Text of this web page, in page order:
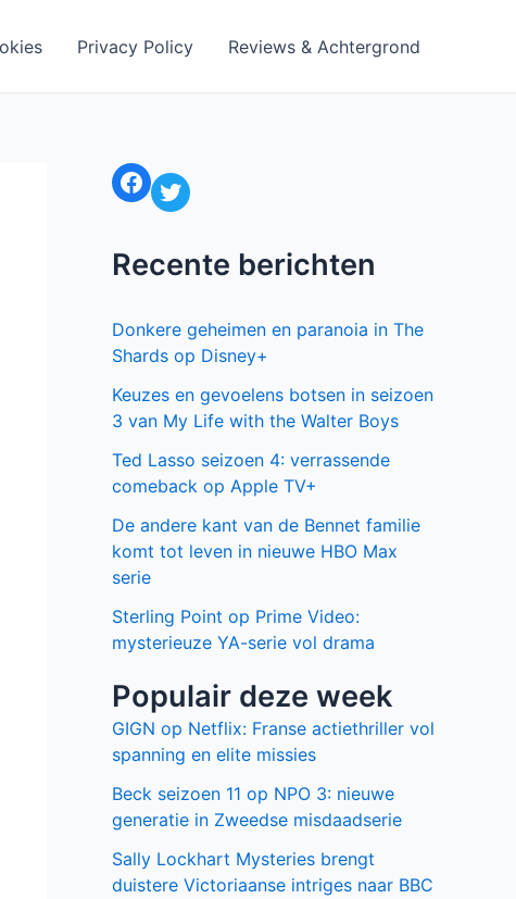
Privacy Policy Reviews & Achtergrond
Facebook Twitter
Recente berichten
Donkere geheimen en paranoia in The
Shards op Disney+
Keuzes en gevoelens botsen in seizoen
3 van My Life with the Walter Boys
Ted Lasso seizoen 4: verrassende
comeback op Apple TV+
De andere kant van de Bennet familie
komt tot leven in nieuwe HBO Max
serie
Sterling Point op Prime Video:
mysterieuze YA-serie vol drama
Populair deze week
GIGN op Netflix: Franse actiethriller vol
spanning en elite missies
Beck seizoen 11 op NPO 3: nieuwe
generatie in Zweedse misdaadserie
Sally Lockhart Mysteries brengt
duistere Victoriaanse intriges naar BBC